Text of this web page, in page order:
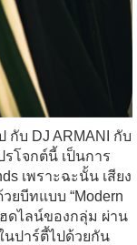
กับ DJ ARMANI กับ
โจกต์นี้ เป็นการ
เพราะฉะนั้น เสียง
ยบีทแบบ “Modern
ฮดไลน์ของกลุ่ม ผ่าน
นปาร์ตี้ไปด้วยกัน